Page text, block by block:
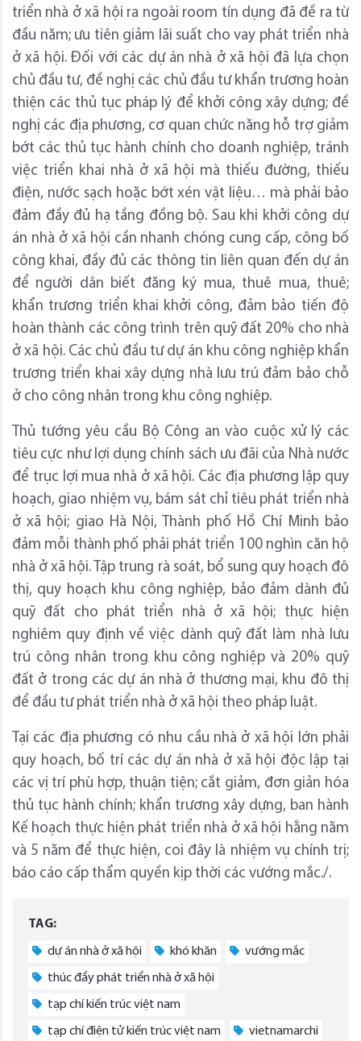
triển nhà ở xã hội ra ngoài room tín dụng đã đề ra từ
đầu năm; ưu tiên giảm lãi suất cho vay phát triển nhà
ở xã hội. Đối với các dự án nhà ở xã hội đã lựa chọn
chủ đầu tư, đề nghị các chủ đầu tư khẩn trương hoàn
thiện các thủ tục pháp lý để khởi công xây dựng; đề
nghị các địa phương, cơ quan chức năng hỗ trợ giảm
bớt các thủ tục hành chính cho doanh nghiệp, tránh
việc triển khai nhà ở xã hội mà thiếu đường, thiếu
điện, nước sạch hoặc bớt xén vật liệu… mà phải bảo
đảm đầy đủ hạ tầng đồng bộ. Sau khi khởi công dự
án nhà ở xã hội cần nhanh chóng cung cấp, công bố
công khai, đầy đủ các thông tin liên quan đến dự án
để người dân biết đăng ký mua, thuê mua, thuê;
khẩn trương triển khai khởi công, đảm bảo tiến độ
hoàn thành các công trình trên quỹ đất 20% cho nhà
ở xã hội. Các chủ đầu tư dự án khu công nghiệp khẩn
trương triển khai xây dựng nhà lưu trú đảm bảo chỗ
ở cho công nhân trong khu công nghiệp.
Thủ tướng yêu cầu Bộ Công an vào cuộc xử lý các
tiêu cực như lợi dụng chính sách ưu đãi của Nhà nước
để trục lợi mua nhà ở xã hội. Các địa phương lập quy
hoạch, giao nhiệm vụ, bám sát chỉ tiêu phát triển nhà
ở xã hội; giao Hà Nội, Thành phố Hồ Chí Minh bảo
đảm mỗi thành phố phải phát triển 100 nghìn căn hộ
nhà ở xã hội. Tập trung rà soát, bổ sung quy hoạch đô
thị, quy hoạch khu công nghiệp, bảo đảm dành đủ
quỹ đất cho phát triển nhà ở xã hội; thực hiện
nghiêm quy định về việc dành quỹ đất làm nhà lưu
trú công nhân trong khu công nghiệp và 20% quỹ
đất ở trong các dự án nhà ở thương mại, khu đô thị
để đầu tư phát triển nhà ở xã hội theo pháp luật.
Tại các địa phương có nhu cầu nhà ở xã hội lớn phải
quy hoạch, bố trí các dự án nhà ở xã hội độc lập tại
các vị trí phù hợp, thuận tiện; cắt giảm, đơn giản hóa
thủ tục hành chính; khẩn trương xây dựng, ban hành
Kế hoạch thực hiện phát triển nhà ở xã hội hằng năm
và 5 năm để thực hiện, coi đây là nhiệm vụ chính trị;
báo cáo cấp thẩm quyền kịp thời các vướng mắc./.
TAG:
dự án nhà ở xã hội khó khăn vướng mắc
thúc đẩy phát triển nhà ở xã hội
tạp chí kiến trúc việt nam
tạp chí điện tử kiến trúc việt nam vietnamarchi